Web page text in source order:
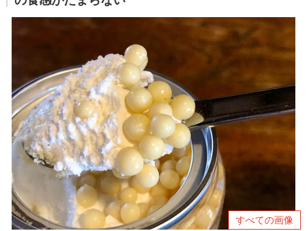
すべての画像